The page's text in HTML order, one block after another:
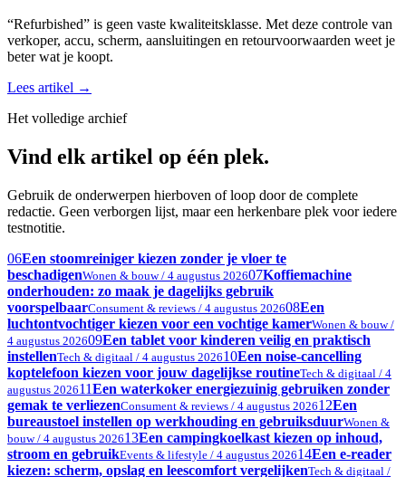
“Refurbished” is geen vaste kwaliteitsklasse. Met deze controle van
verkoper, accu, scherm, aansluitingen en retourvoorwaarden weet je
beter wat je koopt.
Lees artikel →
Het volledige archief
Vind elk artikel op één plek.
Gebruik de onderwerpen hierboven of loop door de complete
redactie. Geen verborgen lijst, maar een herkenbare plek voor iedere
testnotitie.
06Een stoomreiniger kiezen zonder je vloer te
beschadigenWonen & bouw / 4 augustus 202607Koffiemachine
onderhouden: zo maak je dagelijks gebruik
voorspelbaarConsument & reviews / 4 augustus 202608Een
luchtontvochtiger kiezen voor een vochtige kamerWonen & bouw /
4 augustus 202609Een tablet voor kinderen veilig en praktisch
instellenTech & digitaal / 4 augustus 202610Een noise-cancelling
koptelefoon kiezen voor jouw dagelijkse routineTech & digitaal / 4
augustus 202611Een waterkoker energiezuinig gebruiken zonder
gemak te verliezenConsument & reviews / 4 augustus 202612Een
bureaustoel instellen op werkhouding en gebruiksduurWonen &
bouw / 4 augustus 202613Een campingkoelkast kiezen op inhoud,
stroom en gebruikEvents & lifestyle / 4 augustus 202614Een e-reader
kiezen: scherm, opslag en leescomfort vergelijkenTech & digitaal /